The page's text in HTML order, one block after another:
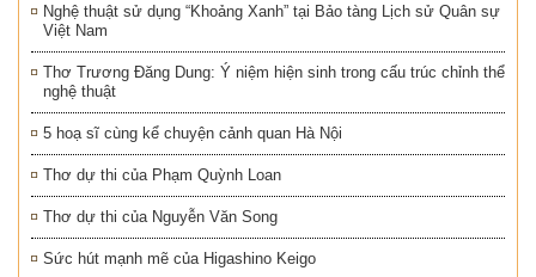
Nghệ thuật sử dụng “Khoảng Xanh” tại Bảo tàng Lịch sử Quân sự
Việt Nam
Thơ Trương Đăng Dung: Ý niệm hiện sinh trong cấu trúc chỉnh thể
nghệ thuật
5 hoạ sĩ cùng kể chuyện cảnh quan Hà Nội
Thơ dự thi của Phạm Quỳnh Loan
Thơ dự thi của Nguyễn Văn Song
Sức hút mạnh mẽ của Higashino Keigo